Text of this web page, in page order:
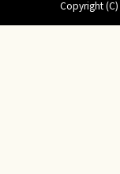
Copyright